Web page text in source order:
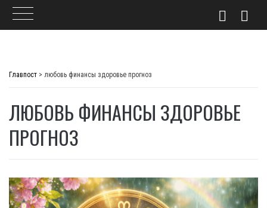
Главпост > любовь финансы здоровье прогноз
ЛЮБОВЬ ФИНАНСЫ ЗДОРОВЬЕ
ПРОГНОЗ